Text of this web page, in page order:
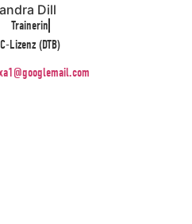
Dill
Trainerin
C-Lizenz (DTB)